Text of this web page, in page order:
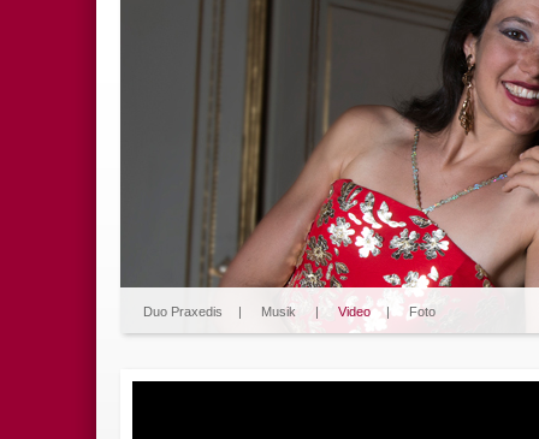
Duo Praxedis | Musik | Video | Foto